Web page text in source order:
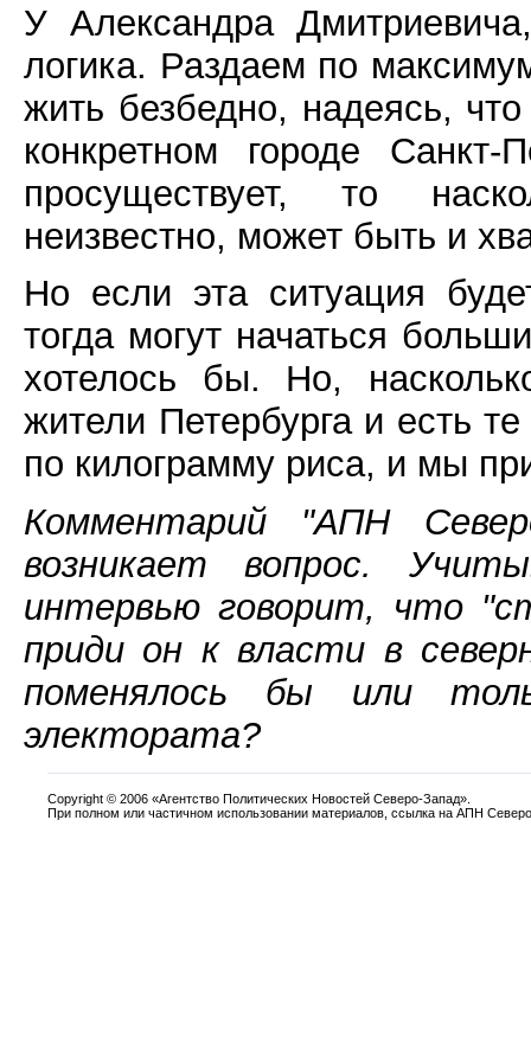
У Александра
логика. Раздаем по
жить безбедно, надеясь,
конкретном городе Санкт-
просуществует, то
неизвестно, может быть и
Но если эта ситуация
тогда могут начаться
хотелось бы. Но,
жители Петербурга и есть
по килограмму риса, и мы
Комментарий "АПН
возникает вопрос.
интервью говорит, что
приди он к власти в
поменялось бы или
электората?
Copyright © 2006 «Агентство Политических Новостей Северо-Запад».
При полном или частичном использовании материалов, ссылка на АПН